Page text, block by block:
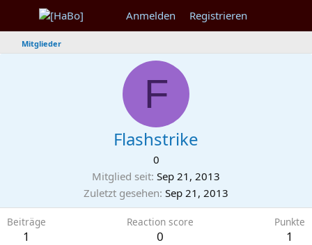
Anmelden Registrieren
Mitglieder
F
Flashstrike
0
Mitglied seit Sep 21, 2013
Zuletzt gesehen Sep 21, 2013
Beiträge
1
Reaction score
0
Punkte
1